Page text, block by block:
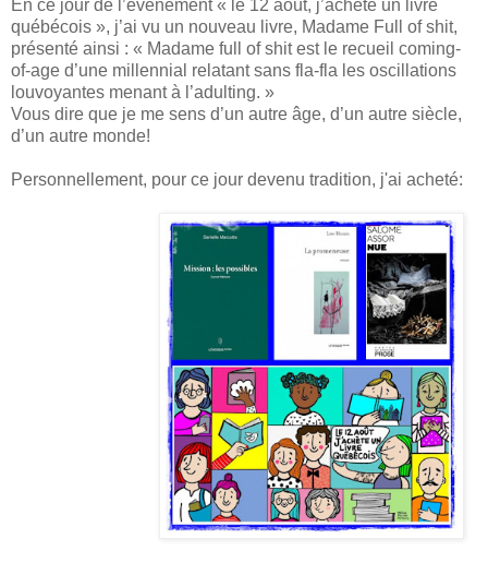
En ce jour de l’événement « le 12 août, j’achète un livre
québécois », j’ai vu un nouveau livre, Madame Full of shit,
présenté ainsi : « Madame full of shit est le recueil coming-
of-age d’une millennial relatant sans fla-fla les oscillations
louvoyantes menant à l’adulting. »
Vous dire que je me sens d’un autre âge, d’un autre siècle,
d’un autre monde!
Personnellement, pour ce jour devenu tradition, j'ai acheté: